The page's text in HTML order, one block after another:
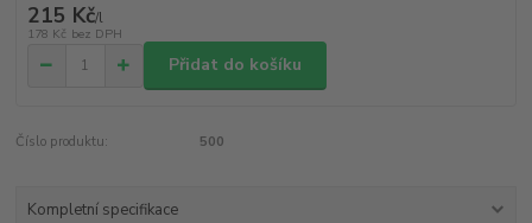
215 Kč/l
178 Kč bez DPH
Přidat do košíku
Číslo produktu: 500
Kompletní specifikace